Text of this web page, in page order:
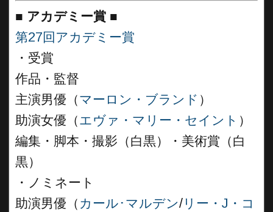
■ アカデミー賞 ■
第27回アカデミー賞
・受賞
作品・監督
主演男優（マーロン・ブランド ）
助演女優（エヴァ・マリー・セイント ）
編集・脚本・撮影（白黒）・美術賞（白
黒）
・ノミネート
助演男優（ カール･マルデン/ リー・J・コ